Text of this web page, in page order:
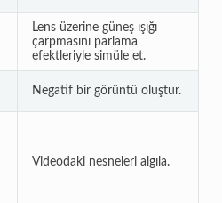
Lens üzerine güneş ışığı
çarpmasını parlama
efektleriyle simüle et.
Negatif bir görüntü oluştur.
Videodaki nesneleri algıla.